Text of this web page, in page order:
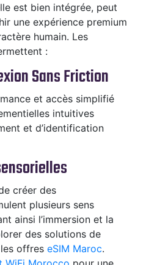
est bien intégrée, peut
une expérience premium
humain. Les
:
Sans Friction
et accès simplifié
intuitives
et d’identification
créer des
plusieurs sens
ainsi l’immersion et la
des solutions de
offres eSIM Maroc.